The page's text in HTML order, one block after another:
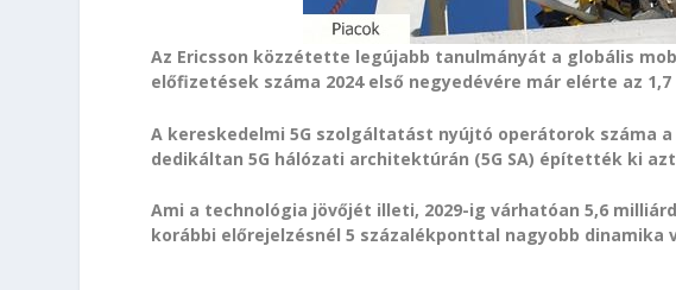
Az Ericsson közzétette legújabb tanulmányát a globális
előfizetések száma 2024 első negyedévére már elérte az
A kereskedelmi 5G szolgáltatást nyújtó operátorok száma
dedikáltan 5G hálózati architektúrán (5G SA) építették ki
Ami a technológia jövőjét illeti, 2029-ig várhatóan 5,6
korábbi előrejelzésnél 5 százalékponttal nagyobb dinamika